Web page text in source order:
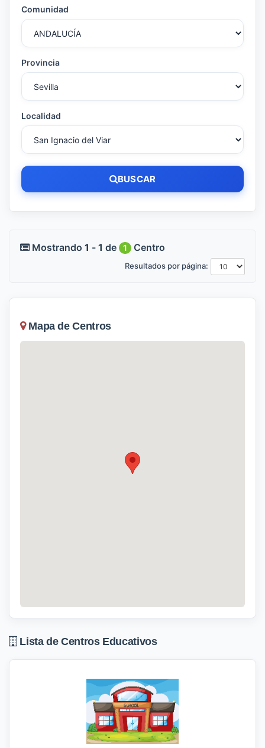
Comunidad
Provincia
Localidad
BUSCAR
Mostrando 1 - 1 de 1 Centro
Resultados por página:
Mapa de Centros
Lista de Centros Educativos